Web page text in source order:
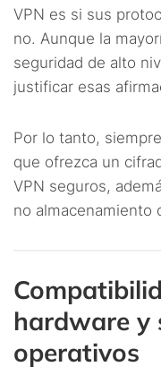
VPN es si sus
no. Aunque la
seguridad de alto
justificar esas
Por lo tanto,
que ofrezca un
VPN seguros,
no almacenamiento
hardware y
operativos